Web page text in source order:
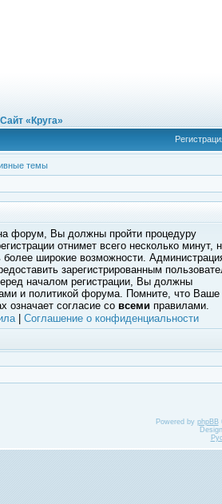
Сайт «Круга»
темы
форум, Вы должны пройти процедуру
отнимет всего несколько минут,
более широкие возможности.
зарегистрированным
началом регистрации, Вы должны
и политикой форума. Помните, что Ваше
означает согласие со всеми правилами.
| Соглашение о конфиденциальности
Powered by phpBB